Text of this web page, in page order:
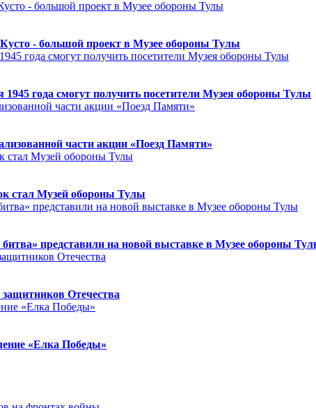
- большой проект в Музее обороны Тулы
года смогут получить посетители Музея обороны Тулы
части акции «Поезд Памяти»
стал Музей обороны Тулы
представили на новой выставке в Музее обороны
Отечества
«Елка Победы»